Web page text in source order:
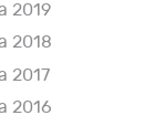
2019
2018
2017
2016